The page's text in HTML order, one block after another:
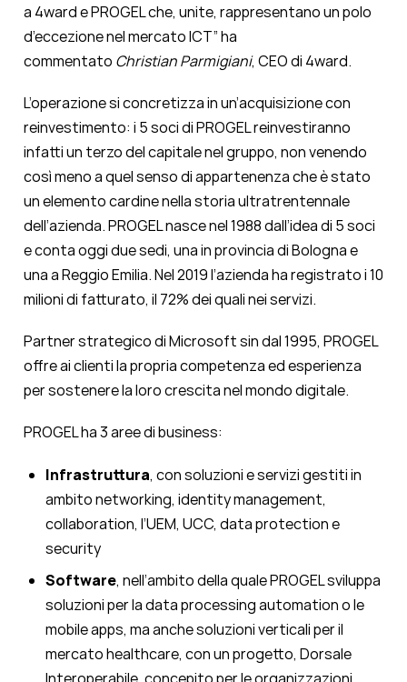
a 4ward e PROGEL che, unite, rappresentano un polo
d’eccezione nel mercato ICT” ha
commentato Christian Parmigiani, CEO di 4ward.
L’operazione si concretizza in un’acquisizione con
reinvestimento: i 5 soci di PROGEL reinvestiranno
infatti un terzo del capitale nel gruppo, non venendo
così meno a quel senso di appartenenza che è stato
un elemento cardine nella storia ultratrentennale
dell’azienda. PROGEL nasce nel 1988 dall’idea di 5 soci
e conta oggi due sedi, una in provincia di Bologna e
una a Reggio Emilia. Nel 2019 l’azienda ha registrato i 10
milioni di fatturato, il 72% dei quali nei servizi.
Partner strategico di Microsoft sin dal 1995, PROGEL
offre ai clienti la propria competenza ed esperienza
per sostenere la loro crescita nel mondo digitale.
PROGEL ha 3 aree di business:
Infrastruttura, con soluzioni e servizi gestiti in
ambito networking, identity management,
collaboration, l’UEM, UCC, data protection e
security
Software, nell’ambito della quale PROGEL sviluppa
soluzioni per la data processing automation o le
mobile apps, ma anche soluzioni verticali per il
mercato healthcare, con un progetto, Dorsale
Interoperabile, concepito per le organizzazioni